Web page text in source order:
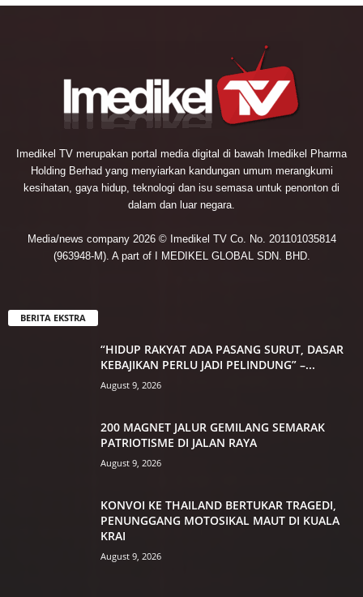
Imedikel TV merupakan portal media digital di bawah Imedikel Pharma
Holding Berhad yang menyiarkan kandungan umum merangkumi
kesihatan, gaya hidup, teknologi dan isu semasa untuk penonton di
dalam dan luar negara.
Media/news company 2026 © Imedikel TV Co. No. 201101035814
(963948-M). A part of I MEDIKEL GLOBAL SDN. BHD.
BERITA EKSTRA
“HIDUP RAKYAT ADA PASANG SURUT, DASAR
KEBAJIKAN PERLU JADI PELINDUNG” –...
August 9, 2026
200 MAGNET JALUR GEMILANG SEMARAK
PATRIOTISME DI JALAN RAYA
August 9, 2026
KONVOI KE THAILAND BERTUKAR TRAGEDI,
PENUNGGANG MOTOSIKAL MAUT DI KUALA
KRAI
August 9, 2026